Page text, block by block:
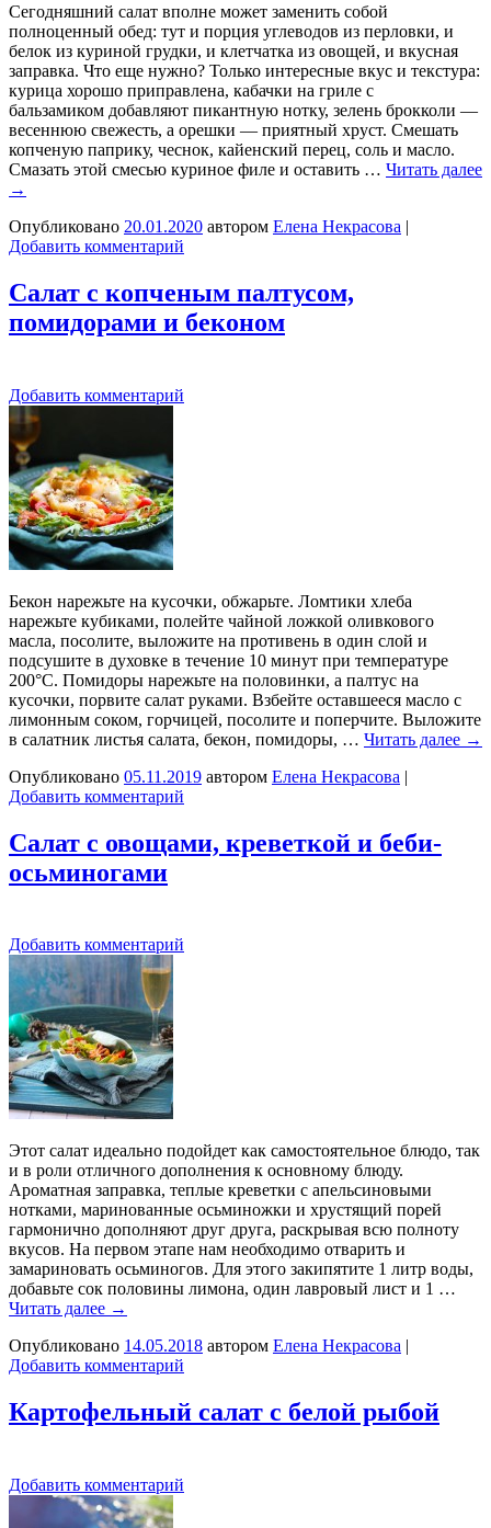
Сегодняшний салат вполне может заменить собой
полноценный обед: тут и порция углеводов из перловки, и
белок из куриной грудки, и клетчатка из овощей, и вкусная
заправка. Что еще нужно? Только интересные вкус и текстура:
курица хорошо приправлена, кабачки на гриле с
бальзамиком добавляют пикантную нотку, зелень брокколи —
весеннюю свежесть, а орешки — приятный хруст. Смешать
копченую паприку, чеснок, кайенский перец, соль и масло.
Смазать этой смесью куриное филе и оставить … Читать далее
→
Опубликовано 20.01.2020 автором Елена Некрасова |
Добавить комментарий
Салат с копченым палтусом,
помидорами и беконом
Добавить комментарий
Бекон нарежьте на кусочки, обжарьте. Ломтики хлеба
нарежьте кубиками, полейте чайной ложкой оливкового
масла, посолите, выложите на противень в один слой и
подсушите в духовке в течение 10 минут при температуре
200°C. Помидоры нарежьте на половинки, а палтус на
кусочки, порвите салат руками. Взбейте оставшееся масло с
лимонным соком, горчицей, посолите и поперчите. Выложите
в салатник листья салата, бекон, помидоры, … Читать далее →
Опубликовано 05.11.2019 автором Елена Некрасова |
Добавить комментарий
Салат с овощами, креветкой и беби-
осьминогами
Добавить комментарий
Этот салат идеально подойдет как самостоятельное блюдо, так
и в роли отличного дополнения к основному блюду.
Ароматная заправка, теплые креветки с апельсиновыми
нотками, маринованные осьминожки и хрустящий порей
гармонично дополняют друг друга, раскрывая всю полноту
вкусов. На первом этапе нам необходимо отварить и
замариновать осьминогов. Для этого закипятите 1 литр воды,
добавьте сок половины лимона, один лавровый лист и 1 …
Читать далее →
Опубликовано 14.05.2018 автором Елена Некрасова
Добавить комментарий
Картофельный салат с белой рыбой
Добавить комментарий